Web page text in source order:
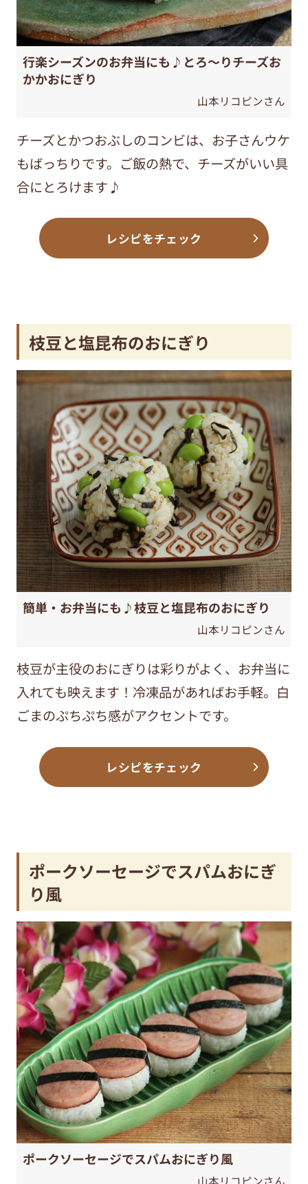
行楽シーズンのお弁当にも♪とろ～りチーズお
かかおにぎり
山本リコピンさん
チーズとかつおぶしのコンビは、お子さんウケ
もばっちりです。ご飯の熱で、チーズがいい具
合にとろけます♪
レシピをチェック
枝豆と塩昆布のおにぎり
簡単・お弁当にも♪枝豆と塩昆布のおにぎり
山本リコピンさん
枝豆が主役のおにぎりは彩りがよく、お弁当に
入れても映えます！冷凍品があればお手軽。白
ごまのぷちぷち感がアクセントです。
レシピをチェック
ポークソーセージでスパムおにぎ
り風
ポークソーセージでスパムおにぎり風
山本リコピンさん